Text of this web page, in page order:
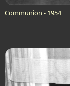
Communion - 1954